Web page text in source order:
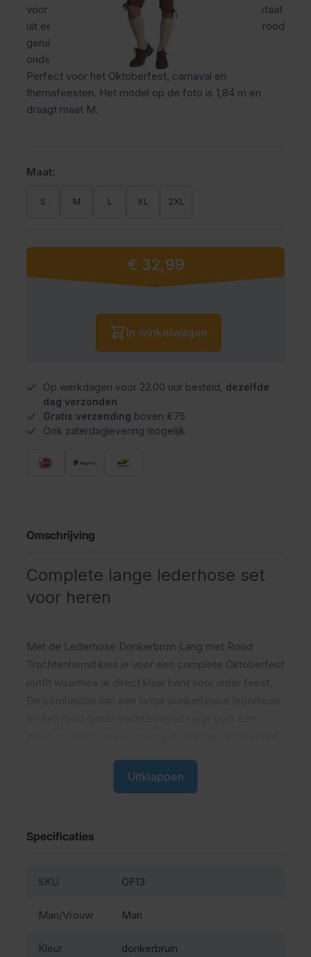
voor heren van comfortabel polyester. De set bestaat
uit een lange lederhose met vaste bretels en een rood
geruit hemd. Licht van gewicht, eenvoudig te
onderhouden en ideaal voor lange feestdagen.
Perfect voor het Oktoberfest, carnaval en
themafeesten. Het model op de foto is 1,84 m en
draagt maat M.
Maat:
S M L XL 2XL
Vanaf:
€ 32,99
Aantal
In winkelwagen
Op werkdagen voor 22.00 uur besteld, dezelfde
dag verzonden
Gratis verzending boven €75
Ook zaterdaglevering mogelijk
Omschrijving
Complete lange lederhose set
voor heren
Met de Lederhose Donkerbruin Lang met Rood
Trachtenhemd kies je voor een complete Oktoberfest
Wat is deze lederhosen set
Dit is een complete Oktoberfest outfit voor heren met
feestdagen
Uitklappen
Specificaties
SKU OF13
Man/Vrouw Man
Kleur donkerbruin